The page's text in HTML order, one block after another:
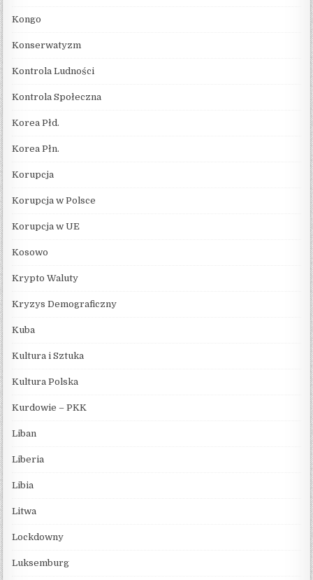
Kongo
Konserwatyzm
Kontrola Ludności
Kontrola Społeczna
Korea Płd.
Korea Płn.
Korupcja
Korupcja w Polsce
Korupcja w UE
Kosowo
Krypto Waluty
Kryzys Demograficzny
Kuba
Kultura i Sztuka
Kultura Polska
Kurdowie – PKK
Liban
Liberia
Libia
Litwa
Lockdowny
Luksemburg